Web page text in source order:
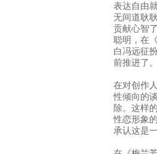
表达自由
无间道耿
贡献心智
聪明，在
白冯远征
前推进了
在对创作
性倾向的
除。这样
性恋形象
承认这是